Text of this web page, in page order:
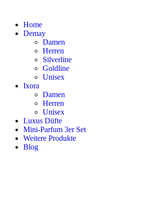
Home
Demay
Damen
Herren
Silverline
Goldline
Unisex
Ixora
Damen
Herren
Unisex
Luxus Düfte
Mini-Parfum 3er Set
Weitere Produkte
Blog